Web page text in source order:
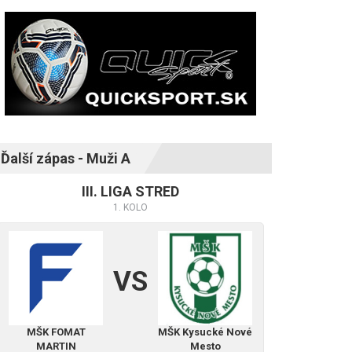
Ďalší zápas - Muži A
III. LIGA STRED
1. KOLO
MŠK FOMAT
MARTIN
VS
MŠK Kysucké Nové
Mesto